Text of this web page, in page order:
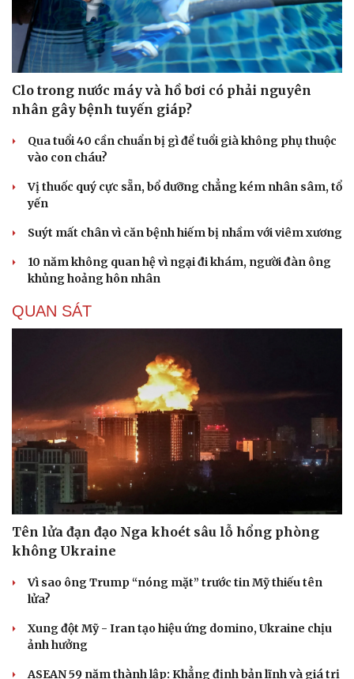
Clo trong nước máy và hồ bơi có phải nguyên
nhân gây bệnh tuyến giáp?
Qua tuổi 40 cần chuẩn bị gì để tuổi già không phụ thuộc
vào con cháu?
Vị thuốc quý cực sẵn, bổ dưỡng chẳng kém nhân sâm, tổ
yến
Suýt mất chân vì căn bệnh hiếm bị nhầm với viêm xương
10 năm không quan hệ vì ngại đi khám, người đàn ông
khủng hoảng hôn nhân
QUAN SÁT
Tên lửa đạn đạo Nga khoét sâu lỗ hổng phòng
không Ukraine
Vì sao ông Trump “nóng mặt” trước tin Mỹ thiếu tên
lửa?
Xung đột Mỹ - Iran tạo hiệu ứng domino, Ukraine chịu
ảnh hưởng
ASEAN 59 năm thành lập: Khẳng định bản lĩnh và giá trị